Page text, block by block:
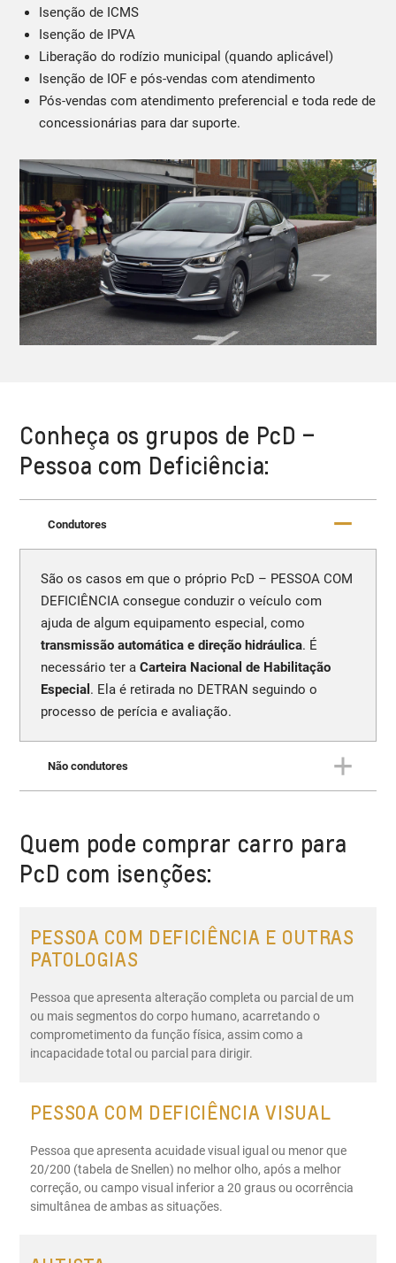
Isenção de ICMS
Isenção de IPVA
Liberação do rodízio municipal (quando aplicável)
Isenção de IOF e pós-vendas com atendimento
Pós-vendas com atendimento preferencial e toda rede de
concessionárias para dar suporte.
Conheça os grupos de PcD –
Pessoa com Deficiência:
Condutores
São os casos em que o próprio PcD – PESSOA COM
DEFICIÊNCIA consegue conduzir o veículo com
ajuda de algum equipamento especial, como
transmissão automática e direção hidráulica. É
necessário ter a Carteira Nacional de Habilitação
Especial . Ela é retirada no DETRAN seguindo o
processo de perícia e avaliação.
Não condutores
DEFICIÊNCIA estáincapacitado de conduzir o
veículo
, por um impendimento de sua própria
deficiência para a atividade. É necessário passar por
SUS ou clínica do DETRAN. O laudo médico definirá
deficiência e CID.
Quem pode comprar carro para
PcD com isenções:
PESSOA COM DEFICIÊNCIA E OUTRAS
PATOLOGIAS
Pessoa que apresenta alteração completa ou parcial de um
ou mais segmentos do corpo humano, acarretando o
comprometimento da função física, assim como a
incapacidade total ou parcial para dirigir.
PESSOA COM DEFICIÊNCIA VISUAL
Pessoa que apresenta acuidade visual igual ou menor que
20/200 (tabela de Snellen) no melhor olho, após a melhor
correção, ou campo visual inferior a 20 graus ou ocorrência
simultânea de ambas as situações.